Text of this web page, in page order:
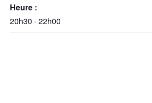
Heure :
20h30 - 22h00